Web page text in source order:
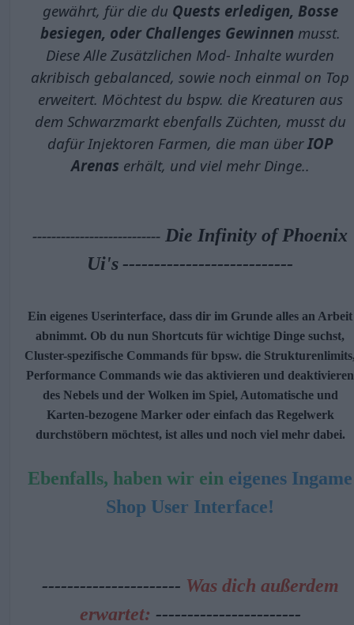
gewährt, für die du Quests erledigen, Bosse
besiegen, oder Challenges Gewinnen musst.
Diese Alle Zusätzlichen Mod- Inhalte wurden
akribisch gebalanced, sowie noch einmal on Top
erweitert. Möchtest du bspw. die Kreaturen aus
dem Schwarzmarkt ebenfalls Züchten, musst du
dafür Injektoren Farmen, die man überIOP
Arenas erhält, und viel mehr Dinge..
--------------------------- Die Infinity of Phoenix
Ui's---------------------------
Ein eigenes Userinterface, dass dir im Grunde alles an Arbeit
abnimmt. Ob du nun Shortcuts für wichtige Dinge suchst,
Cluster-spezifische Commands für bpsw. die
Performance Commands wie das aktivieren und deaktivieren
des Nebels und der Wolken im Spiel, Automatische und
Karten-bezogene Marker oder einfach das Regelwerk
durchstöbern möchtest, ist alles und noch viel mehr dabei.
Ebenfalls, haben wir ein eigenes Ingame
Shop User Interface!
---------------------- Was dich außerdem
erwartet: -----------------------